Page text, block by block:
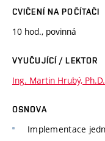
CVIČENÍ NA POČÍTAČI
10 hod., povinná
VYUČUJÍCÍ / LEKTOR
Ing. Martin Hrubý, Ph.D.
OSNOVA
Implementace